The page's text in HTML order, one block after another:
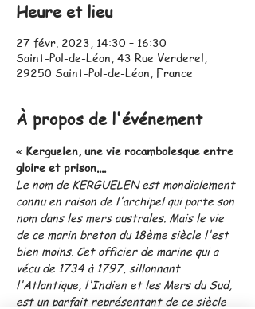
Heure et lieu
27 févr. 2023, 14:30 – 16:30
Saint-Pol-de-Léon, 43 Rue Verderel,
29250 Saint-Pol-de-Léon, France
À propos de l'événement
« Kerguelen, une vie rocambolesque entre
gloire et prison....
Le nom de KERGUELEN est mondialement
connu en raison de l'archipel qui porte son
nom dans les mers australes. Mais le vie
de ce marin breton du 18ème siècle l'est
bien moins. Cet officier de marine qui a
vécu de 1734 à 1797, sillonnant
l'Atlantique, l'Indien et les Mers du Sud,
est un parfait représentant de ce siècle